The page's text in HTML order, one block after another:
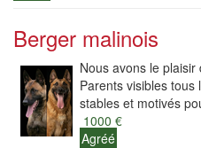
Berger malinois
Nous avons le
Parents visibles
stables et motivés
1000 €
Agréé